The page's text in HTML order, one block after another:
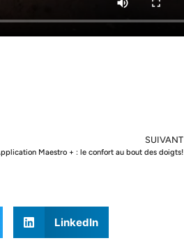
SUIVANT
Maestro + : le confort au bout des doigts!
LinkedIn